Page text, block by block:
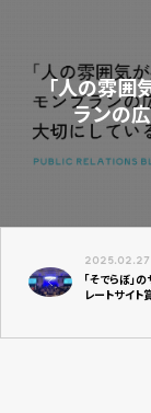
「人の雰囲
ランの
2025.02.27
「そでらぼ」
レートサイ